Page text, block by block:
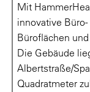
Mit
innovative
Büroflächen
Die Gebäude
Albertstraße/
Quadratmeter